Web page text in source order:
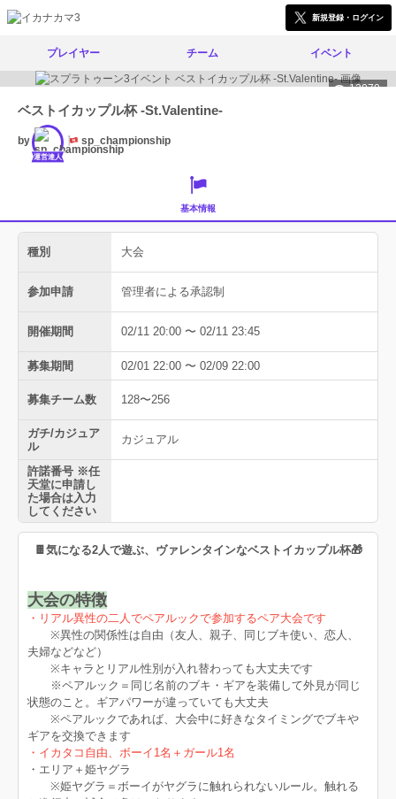
新規登録・ログイン
プレイヤー チーム イベント
13070
ベストイカップル杯 -St.Valentine-
by
運営達人
sp_championship
基本情報
種別 大会
参加申請 管理者による承認制
開催期間 02/11 20:00 〜 02/11 23:45
募集期間 02/01 22:00 〜 02/09 22:00
募集チーム数 128〜256
ガチ/カジュア
ル
カジュアル
許諾番号 ※任
天堂に申請し
た場合は入力
してください
🍫気になる2人で遊ぶ、ヴァレンタインなベストイカップル杯🎁
大会の特徴
・リアル異性の二人でペアルックで参加するペア大会です
※異性の関係性は自由（友人、親子、同じブキ使い、恋人、
夫婦などなど）
※キャラとリアル性別が入れ替わっても大丈夫です
※ペアルック＝同じ名前のブキ・ギアを装備して外見が同じ
状態のこと。ギアパワーが違っていても大丈夫
※ペアルックであれば、大会中に好きなタイミングでブキや
ギアを交換できます
・イカタコ自由、ボーイ1名＋ガール1名
・エリア＋姫ヤグラ
※姫ヤグラ＝ボーイがヤグラに触れられないルール。触れる